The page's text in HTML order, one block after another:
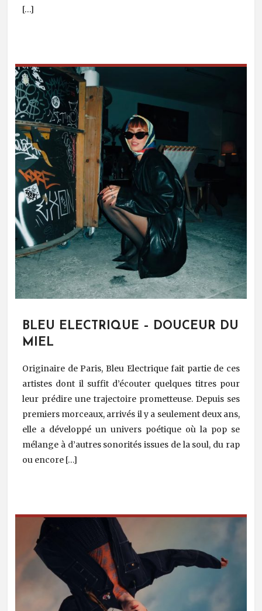
[…]
BLEU ELECTRIQUE – DOUCEUR DU
MIEL
Originaire de Paris, Bleu Electrique fait partie de ces
artistes dont il suffit d’écouter quelques titres pour
leur prédire une trajectoire prometteuse. Depuis ses
premiers morceaux, arrivés il y a seulement deux ans,
elle a développé un univers poétique où la pop se
mélange à d’autres sonorités issues de la soul, du rap
ou encore […]